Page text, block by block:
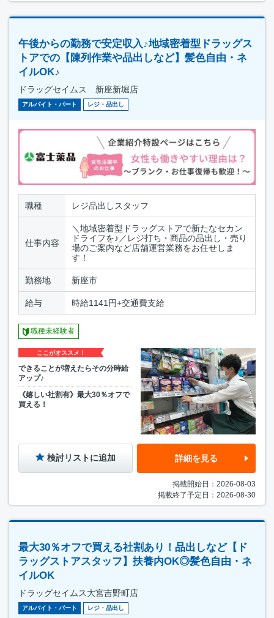
午後からの勤務で安定収入♪地域密着型ドラッグス
トアでの【陳列作業や品出しなど】髪色自由・ネ
イルOK♪
ドラッグセイムス 新座新堀店
アルバイト・パート レジ・品出し
職種 レジ品出しスタッフ
仕事内容
＼地域密着型ドラッグストアで新たなセカン
ドライフを♪／レジ打ち・商品の品出し・売り
場のご案内など店舗運営業務をお任せしま
す！
勤務地 新座市
給与 時給1141円+交通費支給
職種未経験者
ここがオススメ！
できることが増えたらその分時給
アップ♪
《嬉しい社割有》最大30％オフで
買える！
検討リストに追加 詳細を見る
掲載開始日：2026-08-03
掲載終了予定日：2026-08-30
最大30％オフで買える社割あり！品出しなど【ド
ラッグストアスタッフ】扶養内OK◎髪色自由・ネ
イルOK
ドラッグセイムス大宮吉野町店
アルバイト・パート レジ・品出し